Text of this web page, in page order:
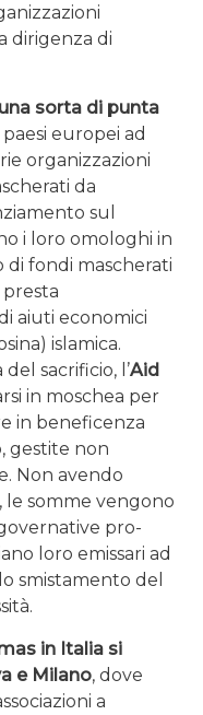
dirigenza di
sorta di punta
europei ad
organizzazioni
da
sul
i loro omologhi in
di fondi mascherati
aiuti economici
islamica.
sacrificio, l’Aid
in moschea per
in beneficenza
gestite non
Non avendo
le somme vengono
pro-
loro emissari ad
smistamento del
in Italia si
e Milano, dove
a